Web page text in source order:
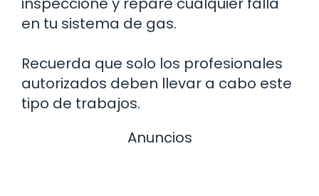
en tu sistema de gas.
Recuerda que solo los profesionales
autorizados deben llevar a cabo este
tipo de trabajos.
Anuncios